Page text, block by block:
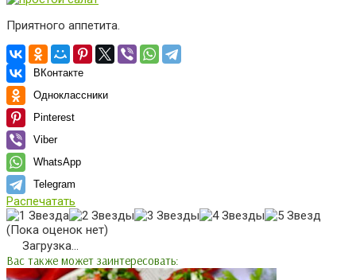
Приятного аппетита.
ВКонтакте
Одноклассники
Pinterest
Viber
WhatsApp
Telegram
Распечатать
(Пока оценок нет)
Загрузка...
Вас также может заинтересовать: